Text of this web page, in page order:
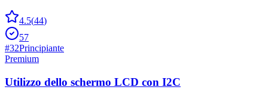
4.5(44)
57
#32Principiante
Premium
Utilizzo dello schermo LCD con I2C